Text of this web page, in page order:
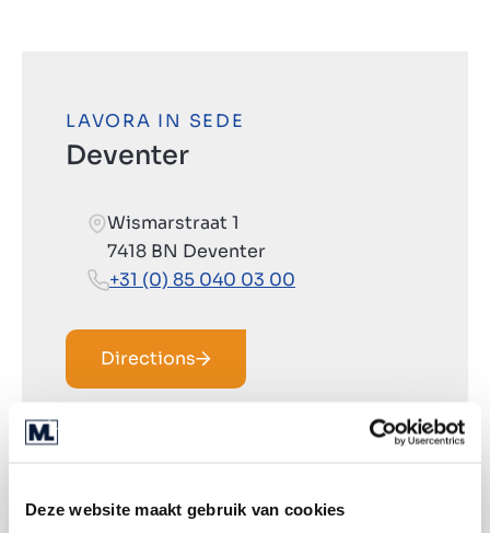
Deze website maakt gebruik van cookies
LAVORA IN SEDE
Deventer
Wismarstraat 1
7418 BN Deventer
+31 (0) 85 040 03 00
Directions